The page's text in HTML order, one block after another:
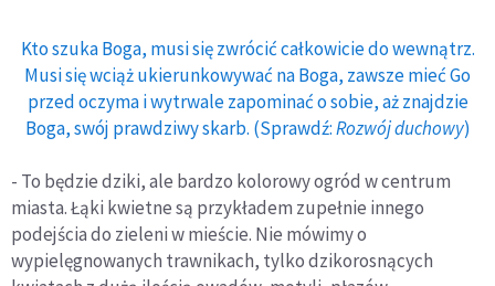
Kto szuka Boga, musi się zwrócić całkowicie do wewnątrz.
Musi się wciąż ukierunkowywać na Boga, zawsze mieć Go
przed oczyma i wytrwale zapominać o sobie, aż znajdzie
Boga, swój prawdziwy skarb. (Sprawdź:Rozwój duchowy)
- To będzie dziki, ale bardzo kolorowy ogród w centrum
miasta. Łąki kwietne są przykładem zupełnie innego
podejścia do zieleni w mieście. Nie mówimy o
wypielęgnowanych trawnikach, tylko dzikorosnących